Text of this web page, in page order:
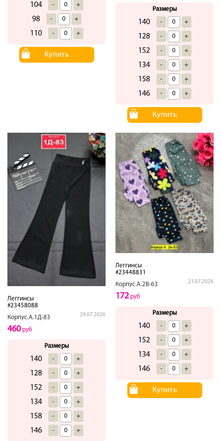
104 - +
98 - +
110 - +
Купить
Размеры
140 - +
128 - +
152 - +
134 - +
158 - +
146 - +
Купить
Леггинсы
#23458088
Корпус.А.1Д-83
29.07.2026
460руб
Размеры
140 - +
128 - +
152 - +
134 - +
158 - +
146 - +
Леггинсы
#23448831
Корпус.А.2В-63
23.07.2026
172руб
Размеры
140 - +
152 - +
134 - +
146 - +
Купить